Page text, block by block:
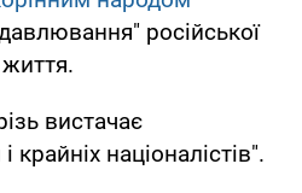
російської
вистачає
націоналістів".